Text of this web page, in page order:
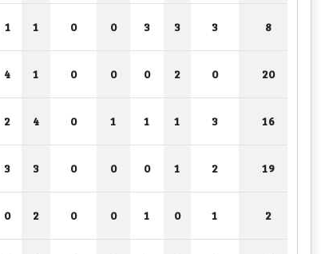
1 1 0 0 3 3 3 8
4 1 0 0 0 2 0 20
2 4 0 1 1 1 3 16
3 3 0 0 0 1 2 19
0 2 0 0 1 0 1 2